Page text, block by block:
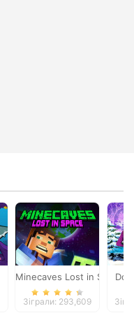
Minecaves Lost in Space
Зіграли: 293,609